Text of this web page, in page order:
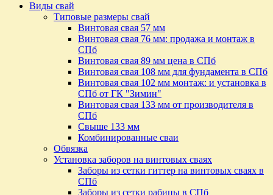
Виды свай
Типовые размеры свай
Винтовая свая 57 мм
Винтовая свая 76 мм: продажа и монтаж в
СПб
Винтовая свая 89 мм цена в СПб
Винтовая свая 108 мм для фундамента в СПб
Винтовая свая 102 мм монтаж: и установка в
СПб от ГК "Зимин"
Винтовая свая 133 мм от производителя в
СПб
Свыше 133 мм
Комбинированные сваи
Обвязка
Установка заборов на винтовых сваях
Заборы из сетки гиттер на винтовых сваях в
СПб
Заборы из сетки рабицы в СПб